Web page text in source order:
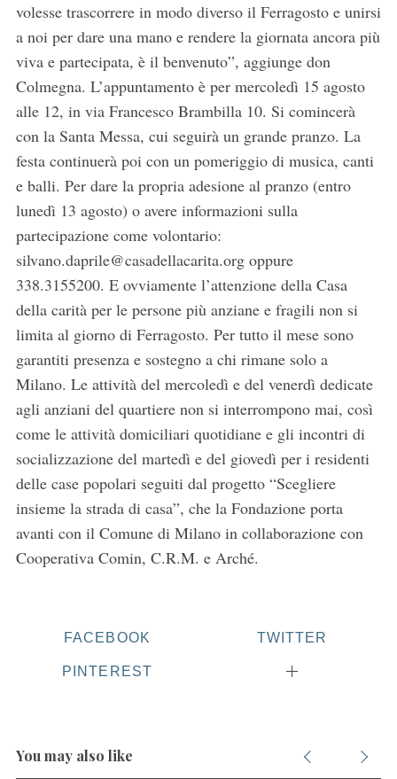
volesse trascorrere in modo diverso il Ferragosto e unirsi
a noi per dare una mano e rendere la giornata ancora più
viva e partecipata, è il benvenuto”, aggiunge don
Colmegna. L’appuntamento è per mercoledì 15 agosto
alle 12, in via Francesco Brambilla 10. Si comincerà
con la Santa Messa, cui seguirà un grande pranzo. La
festa continuerà poi con un pomeriggio di musica, canti
e balli. Per dare la propria adesione al pranzo (entro
lunedì 13 agosto) o avere informazioni sulla
partecipazione come volontario:
silvano.daprile@casadellacarita.org oppure
338.3155200. E ovviamente l’attenzione della Casa
della carità per le persone più anziane e fragili non si
limita al giorno di Ferragosto. Per tutto il mese sono
garantiti presenza e sostegno a chi rimane solo a
Milano. Le attività del mercoledì e del venerdì dedicate
agli anziani del quartiere non si interrompono mai, così
come le attività domiciliari quotidiane e gli incontri di
socializzazione del martedì e del giovedì per i residenti
delle case popolari seguiti dal progetto “Scegliere
insieme la strada di casa”, che la Fondazione porta
avanti con il Comune di Milano in collaborazione con
Cooperativa Comin, C.R.M. e Arché.
FACEBOOK TWITTER
PINTEREST
You may also like
S
e
r
c
h
r
: